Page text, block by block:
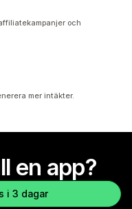
och
mer intäkter.
en app?
i 3 dagar